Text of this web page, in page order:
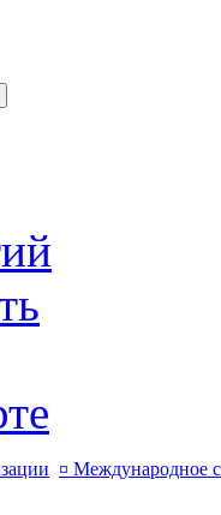
¤ Международное